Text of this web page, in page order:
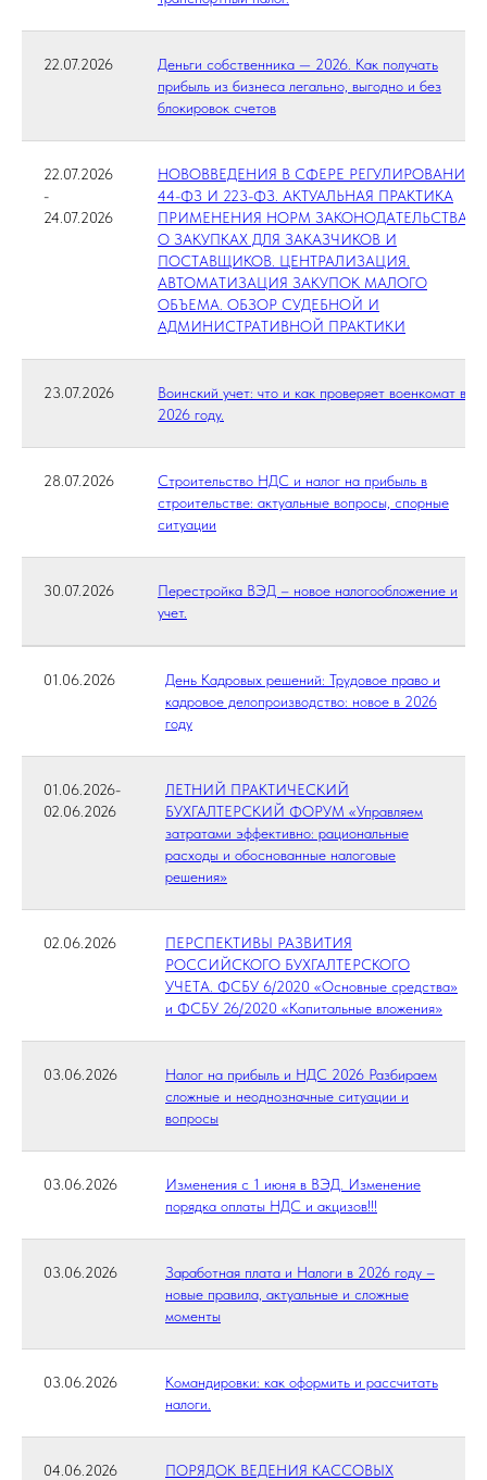
22.07.2026
Деньги собственника — 2026. Как получать
прибыль из бизнеса легально, выгодно и без
блокировок счетов
22.07.2026
-
24.07.2026
НОВОВВЕДЕНИЯ В СФЕРЕ РЕГУЛИРОВАНИЯ
44-ФЗ И 223-ФЗ. АКТУАЛЬНАЯ ПРАКТИКА
ПРИМЕНЕНИЯ НОРМ ЗАКОНОДАТЕЛЬСТВА
О ЗАКУПКАХ ДЛЯ ЗАКАЗЧИКОВ И
ПОСТАВЩИКОВ. ЦЕНТРАЛИЗАЦИЯ.
АВТОМАТИЗАЦИЯ ЗАКУПОК МАЛОГО
ОБЪЕМА. ОБЗОР СУДЕБНОЙ И
АДМИНИСТРАТИВНОЙ ПРАКТИКИ
23.07.2026
Воинский учет: что и как проверяет военкомат в
2026 году.
28.07.2026
Строительство НДС и налог на прибыль в
строительстве: актуальные вопросы, спорные
ситуации
30.07.2026
Перестройка ВЭД – новое налогообложение и
учет.
01.06.2026
День Кадровых решений: Трудовое право и
кадровое делопроизводство: новое в 2026
году
01.06.2026-
02.06.2026
ЛЕТНИЙ ПРАКТИЧЕСКИЙ
БУХГАЛТЕРСКИЙ ФОРУМ «Управляем
затратами эффективно: рациональные
расходы и обоснованные налоговые
решения»
02.06.2026
ПЕРСПЕКТИВЫ РАЗВИТИЯ
РОССИЙСКОГО БУХГАЛТЕРСКОГО
УЧЕТА. ФСБУ 6/2020 «Основные средства»
и ФСБУ 26/2020 «Капитальные вложения»
03.06.2026
Налог на прибыль и НДС 2026 Разбираем
сложные и неоднозначные ситуации и
вопросы
03.06.2026
Изменения с 1 июня в ВЭД. Изменение
порядка оплаты НДС и акцизов!!!
03.06.2026
Заработная плата и Налоги в 2026 году –
новые правила, актуальные и сложные
моменты
03.06.2026
Командировки: как оформить и рассчитать
налоги.
04.06.2026
ПОРЯДОК ВЕДЕНИЯ КАССОВЫХ